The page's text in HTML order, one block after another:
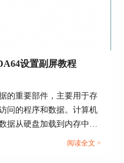
设置副屏教程
的重要部件，主要用于存
问的程序和数据。计算机
据从硬盘加载到内存中，
通过SRAM和DRAM这两
阅读全文 >